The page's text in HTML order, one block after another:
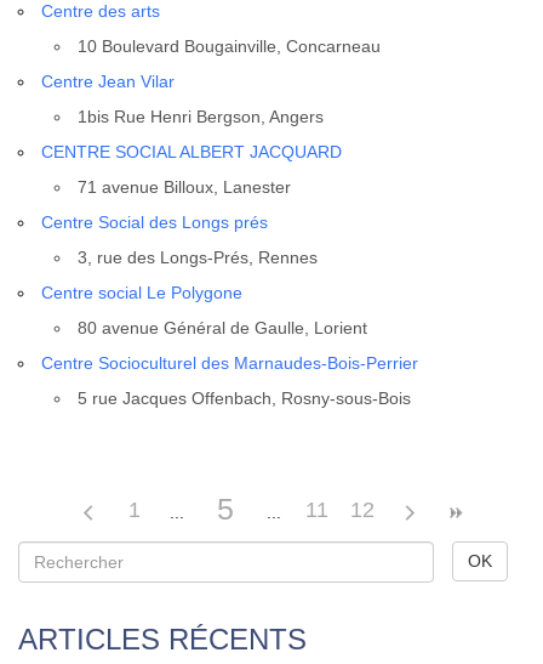
Centre des arts
10 Bou­le­vard Bou­gain­ville, Concar­neau
Centre Jean Vilar
1bis Rue Hen­ri Berg­son, Angers
CENTRE SOCIAL ALBERT JACQUARD
71 ave­nue Billoux, Lanes­ter
Centre Social des Longs prés
3, rue des Longs-Prés, Rennes
Centre social Le Poly­gone
80 ave­nue Géné­ral de Gaulle, Lorient
Centre Socio­cul­tu­rel des Mar­naudes-Bois-Per­rier
5 rue Jacques Offen­bach, Ros­ny-sous-Bois
1 5 11 12
ARTICLES RÉCENTS